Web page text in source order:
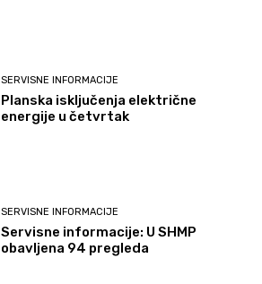
SERVISNE INFORMACIJE
Planska isključenja električne
energije u četvrtak
SERVISNE INFORMACIJE
Servisne informacije: U SHMP
obavljena 94 pregleda